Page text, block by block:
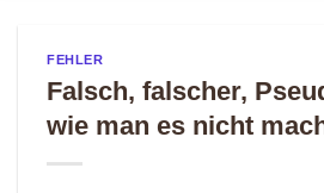
FEHLER
Falsch, falscher,
wie man es nicht